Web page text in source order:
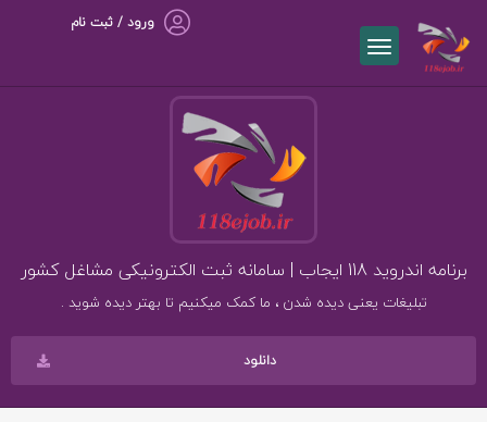
ورود / ثبت نام
برنامه اندروید 118 ایجاب | سامانه ثبت الکترونیکی مشاغل کشور
تبلیغات یعنی دیده شدن ، ما کمک میکنیم تا بهتر دیده شوید .
دانلود